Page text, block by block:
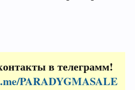
в телеграмм!
PARADYGMASALE